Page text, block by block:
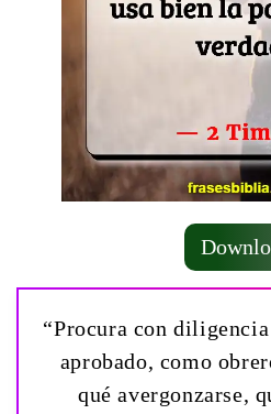
“Procura con
aprobado, como
qué avergonzarse,